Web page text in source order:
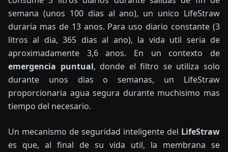
semana (unos 100 dias al ano), un unico LifeStraw
duraria mas de 13 anos. Para uso diario constante (3
litros al dia, 365 dias al ano), la vida util seria de
aproximadamente 3,6 anos. En un contexto de
emergencia puntual, donde el filtro se utiliza solo
durante unos dias o semanas, un LifeStraw
proporcionaria agua segura durante muchisimo mas
tiempo del necesario.
Un mecanismo de seguridad inteligente del LifeStraw
es que, al final de su vida util, la membrana se